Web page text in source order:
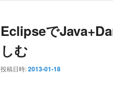
Eclipseで
しむ
投稿日時:2013-01-18